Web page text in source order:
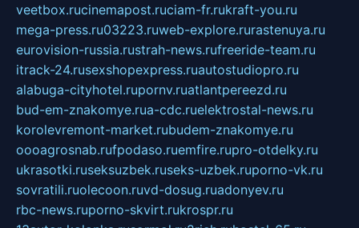
veetbox.rucinemapost.ruciam-fr.rukraft-you.ru
mega-press.ru03223.ruweb-explore.rurastenuya.ru
eurovision-russia.rustrah-news.rufreeride-team.ru
itrack-24.rusexshopexpress.ruautostudiopro.ru
alabuga-cityhotel.rupornv.ruatlantpereezd.ru
bud-em-znakomye.rua-cdc.ruelektrostal-news.ru
korolevremont-market.rubudem-znakomye.ru
oooagrosnab.rufpodaso.ruemfire.rupro-otdelky.ru
ukrasotki.ruseksuzbek.ruseks-uzbek.ruporno-vk.ru
sovratili.ruolecoon.ruvd-dosug.ruadonyev.ru
rbc-news.ruporno-skvirt.rukrospr.ru